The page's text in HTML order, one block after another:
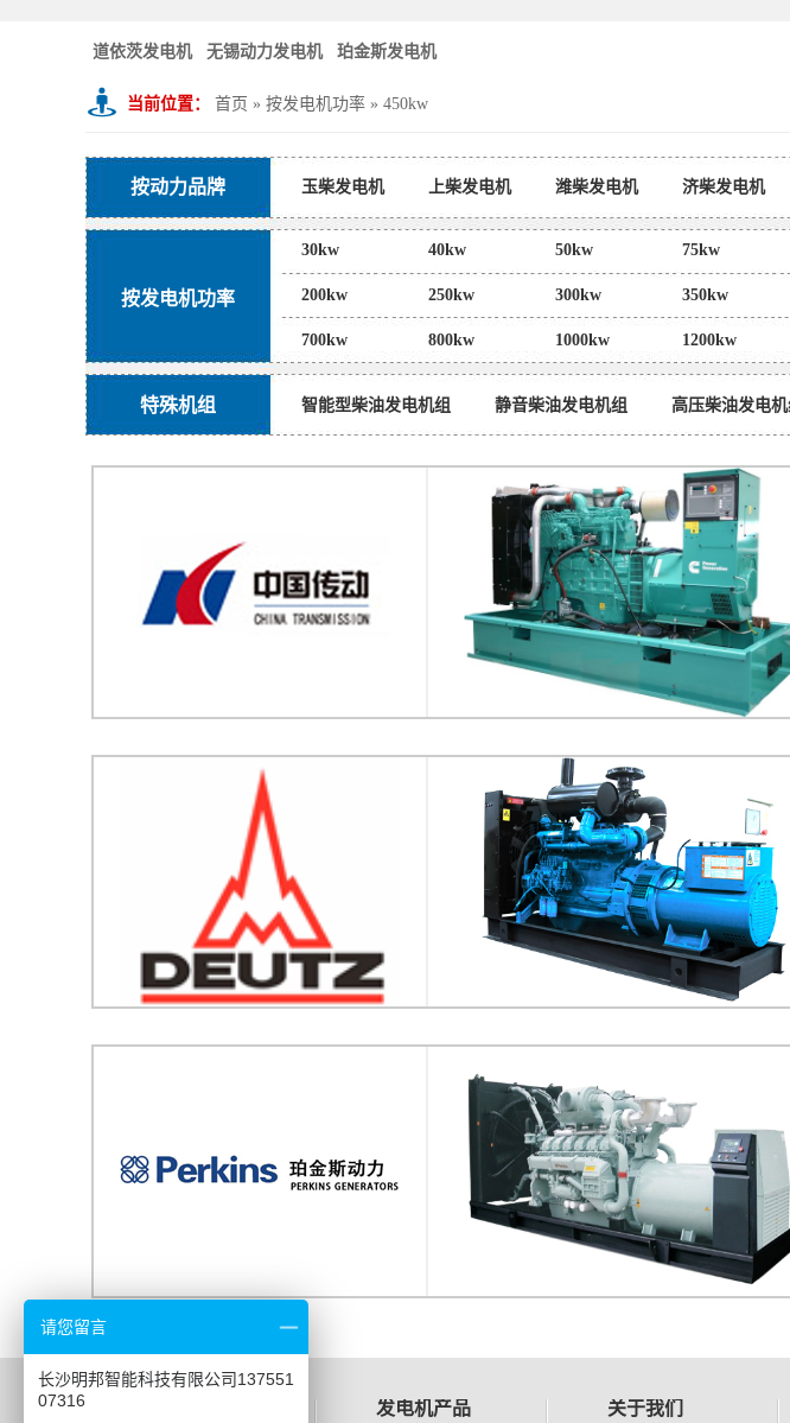
道依茨发电机 无锡动力发电机 珀金斯发电机
当前位置： 首页 » 按发电机功率 » 450kw
按动力品牌 玉柴发电机 上柴发电机 潍柴发电机 济柴发电机
东风康明斯发电机 奔驰发电机 沃尔沃发电机 珀
按发电机功率
30kw 40kw 50kw 75kw
200kw 250kw 300kw 350kw
700kw 800kw 1000kw 1200kw
特殊机组 智能型柴油发电机组 静音柴油发电机组 高压柴油发电机
发电机产品 关于我们
请您留言
长沙明邦智能科技有限公司137551
07316